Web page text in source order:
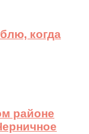
когда
районе